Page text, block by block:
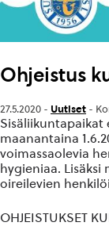
Ohjeistus
27.5.2020 - Uutiset -
maanantaina
voimassaolevia
hygieniaa.
oireilevien
OHJEISTUKSET